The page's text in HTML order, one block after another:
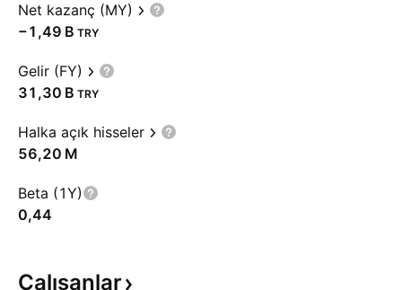
Net kazanç (MY)
‪−1,49 B‬ TRY
Gelir (FY)
‪31,30 B‬ TRY
Halka açık hisseler
‪56,20 M‬
Beta (1Y)
0,44
Çalışanlar